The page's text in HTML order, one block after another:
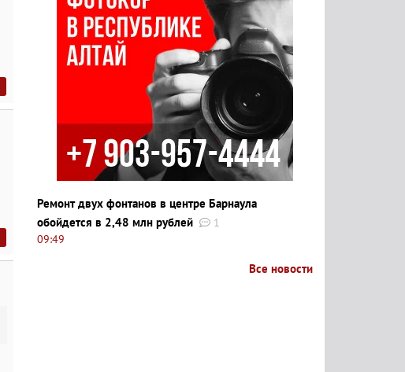
Ремонт двух фонтанов в центре Барнаула
обойдется в 2,48 млн рублей
1
09:49
Все новости